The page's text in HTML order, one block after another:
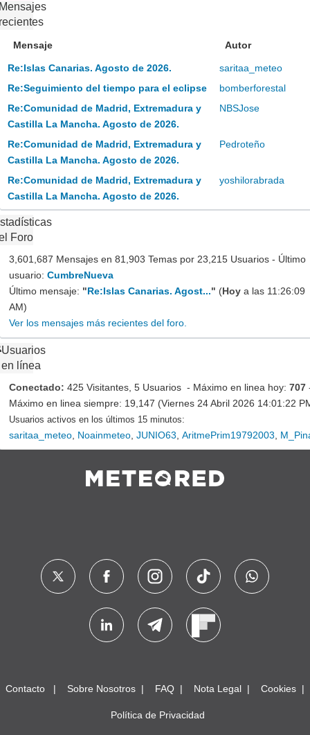
Mensaje Autor
Re:Islas Canarias. Agosto de 2026.
saritaa_meteo
Re:Seguimiento del tiempo para el eclipse
bomberforestal
Re:Comunidad de Madrid, Extremadura y
Castilla La Mancha. Agosto de 2026.
NBSJose
Re:Comunidad de Madrid, Extremadura y
Castilla La Mancha. Agosto de 2026.
Pedroteño
Re:Comunidad de Madrid, Extremadura y
Castilla La Mancha. Agosto de 2026.
yoshilorabrada
Foro
3,601,687 Mensajes en 81,903 Temas por 23,215 Usuarios - Último
usuario: CumbreNueva
Último mensaje: "Re:Islas Canarias. Agost..." (Hoy a las 11:26:09
AM)
Ver los mensajes más recientes del foro.
Usuarios
en línea
Conectado: 425 Visitantes, 5 Usuarios - Máximo en linea hoy: 707
Máximo en linea siempre: 19,147 (Viernes 24 Abril 2026 14:01:22
Usuarios activos en los últimos 15 minutos:
saritaa_meteo Noainmeteo JUNIO63 AritmePrim19792003
Contacto Sobre Nosotros FAQ Nota Legal Cookies
Política de Privacidad